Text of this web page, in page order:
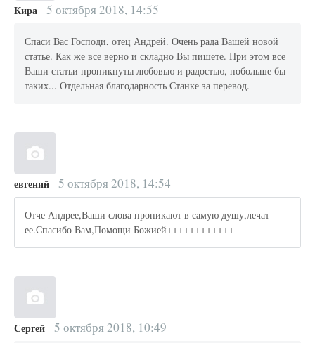
Кира 5 октября 2018, 14:55
Спаси Вас Господи, отец Андрей. Очень рада Вашей новой
статье. Как же все верно и складно Вы пишете. При этом все
Ваши статьи проникнуты любовью и радостью, побольше бы
таких... Отдельная благодарность Станке за перевод.
евгений 5 октября 2018, 14:54
Отче Андрее,Ваши слова проникают в самую душу,лечат
ее.Спасибо Вам,Помощи Божией++++++++++++
Сергей 5 октября 2018, 10:49